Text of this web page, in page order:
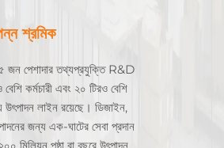
শ্রমিক
জন পেশাদার তথ্যপ্রযুক্তি R&D
কর্মচারী এবং ২০ টিরও বেশি
উৎপাদন লাইন রয়েছে। ডিজাইন,
জন্য এক-ঘাটের সেবা প্রদান